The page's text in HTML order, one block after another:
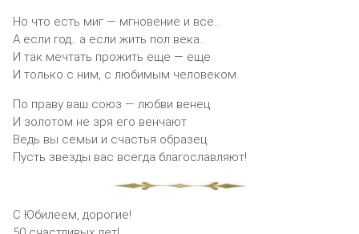
Но что есть миг — мгновение и всё…
А если год.. а если жить пол века..
И так мечтать прожить еще — еще
И только с ним, с любимым человеком.
По праву ваш союз — любви венец
И золотом не зря его венчают
Ведь вы семьи и счастья образец
Пусть звезды вас всегда благославляют!
С Юбилеем, дорогие!